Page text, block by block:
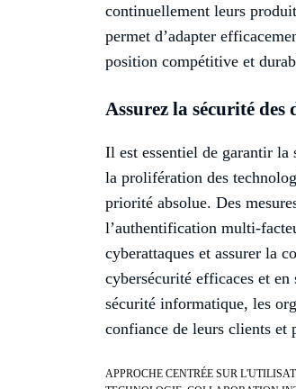
continuellement leurs
permet d’adapter
position compétitive et
Assurez la sécurité des
Il est essentiel de garantir la
la prolifération des
priorité absolue. Des
l’authentification multi-
cyberattaques et assurer la
cybersécurité efficaces et
sécurité informatique, les
confiance de leurs clients et
APPROCHE CENTRÉE SUR